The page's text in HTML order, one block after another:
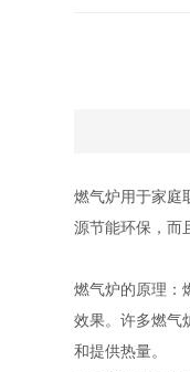
燃气炉用于家庭
源节能环保，而
燃气炉的原理：
效果。许多燃气
和提供热量。